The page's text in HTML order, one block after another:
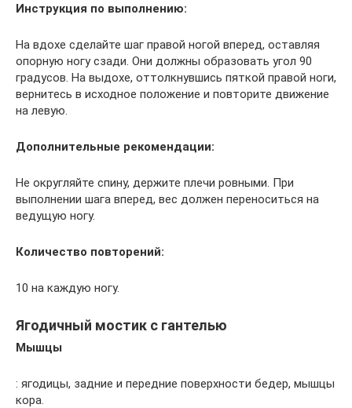
Инструкция по выполнению:
На вдохе сделайте шаг правой ногой вперед, оставляя
опорную ногу сзади. Они должны образовать угол 90
градусов. На выдохе, оттолкнувшись пяткой правой ноги,
вернитесь в исходное положение и повторите движение
на левую.
Дополнительные рекомендации:
Не округляйте спину, держите плечи ровными. При
выполнении шага вперед, вес должен переноситься на
ведущую ногу.
Количество повторений:
10 на каждую ногу.
Ягодичный мостик с гантелью
Мышцы
: ягодицы, задние и передние поверхности бедер, мышцы
кора.